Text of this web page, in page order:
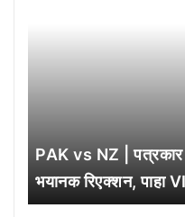
PAK vs NZ |
भयानक रिएक्शन, पाहा